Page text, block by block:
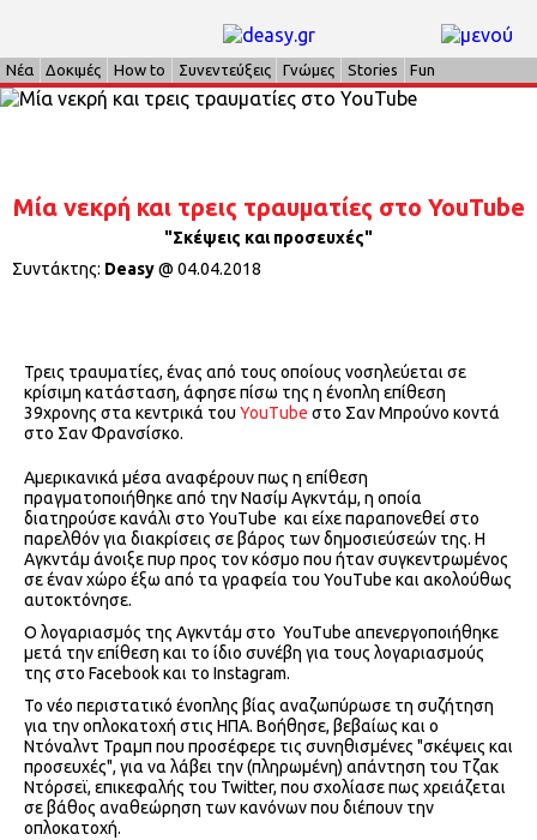
Νέα Δοκιμές How to Συνεντεύξεις Γνώμες Stories Fun
Μία νεκρή και τρεις τραυματίες στο YouTube
"Σκέψεις και προσευχές"
Συντάκτης: Deasy@ 04.04.2018
Τρεις τραυματίες, ένας από τους οποίους νοσηλεύεται σε
κρίσιμη κατάσταση, άφησε πίσω της η ένοπλη επίθεση
39χρονης στα κεντρικά του YouTube στο Σαν Μπρούνο κοντά
στο Σαν Φρανσίσκο.
Αμερικανικά μέσα αναφέρουν πως η επίθεση
πραγματοποιήθηκε από την Νασίμ Αγκντάμ, η οποία
διατηρούσε κανάλι στο YouTube και είχε παραπονεθεί στο
παρελθόν για διακρίσεις σε βάρος των δημοσιεύσεών της. Η
Αγκντάμ άνοιξε πυρ προς τον κόσμο που ήταν συγκεντρωμένος
σε έναν χώρο έξω από τα γραφεία του YouTube και ακολούθως
αυτοκτόνησε.
Ο λογαριασμός της Αγκντάμ στο YouTube απενεργοποιήθηκε
μετά την επίθεση και το ίδιο συνέβη για τους λογαριασμούς
της στο Facebook και το Instagram.
Το νέο περιστατικό ένοπλης βίας αναζωπύρωσε τη συζήτηση
για την οπλοκατοχή στις ΗΠΑ. Βοήθησε, βεβαίως και ο
Ντόναλντ Τραμπ που προσέφερε τις συνηθισμένες "σκέψεις και
προσευχές", για να λάβει την (πληρωμένη) απάντηση του Τζακ
Ντόρσεϊ, επικεφαλής του Twitter, που σχολίασε πως χρειάζεται
σε βάθος αναθεώρηση των κανόνων που διέπουν την
οπλοκατοχή.